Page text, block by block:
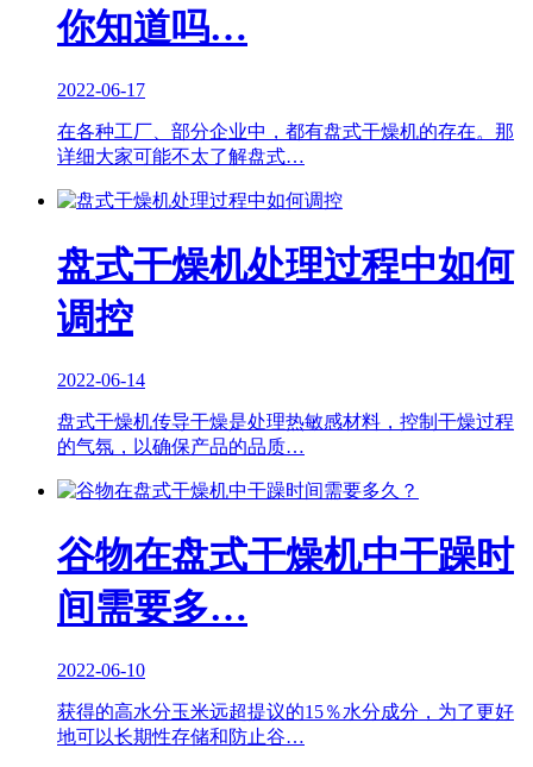
你知道吗…
2022-06-17
在各种工厂、部分企业中，都有盘式干燥机的存在。那
详细大家可能不太了解盘式…
盘式干燥机处理过程中如何
调控
2022-06-14
盘式干燥机传导干燥是处理热敏感材料，控制干燥过程
的气氛，以确保产品的品质…
谷物在盘式干燥机中干躁时
间需要多…
2022-06-10
获得的高水分玉米远超提议的15％水分成分，为了更好
地可以长期性存储和防止谷…